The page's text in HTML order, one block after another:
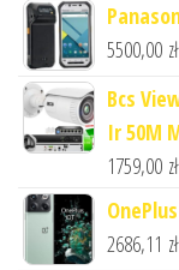
5500,00 zł
Bcs
Ir 50M
1759,00 zł
2686,11 zł